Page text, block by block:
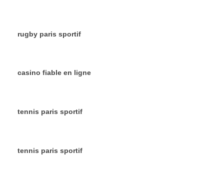
rugby paris sportif
casino fiable en ligne
tennis paris sportif
tennis paris sportif